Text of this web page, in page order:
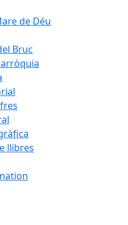
de Déu
Bruc
llibres